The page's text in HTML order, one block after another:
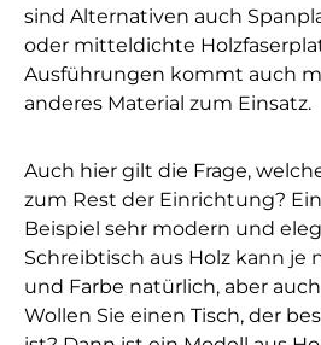
sind Alternativen auch
oder mitteldichte
Ausführungen kommt auch
anderes Material zum Einsatz.
Auch hier gilt die Frage,
zum Rest der Einrichtung?
Beispiel sehr modern und
Schreibtisch aus Holz kann je
und Farbe natürlich, aber
Wollen Sie einen Tisch, der